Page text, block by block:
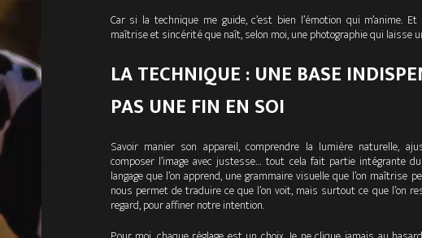
Car si la technique me guide, c’est bien l’émotion qui m’anime.
maîtrise et sincérité que naît, selon moi, une photographie qui laisse
LA TECHNIQUE : UNE BASE
PAS UNE FIN EN SOI
Savoir manier son appareil, comprendre la lumière naturelle,
composer l’image avec justesse… tout cela fait partie intégrante
langage que l’on apprend, une grammaire visuelle que l’on maîtrise
nous permet de traduire ce que l’on voit, mais surtout ce que l’on
regard, pour affiner notre intention.